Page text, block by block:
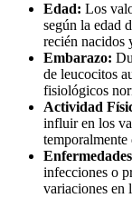
Edad: Los
según la edad
recién nacidos
Embarazo:
de leucocitos
fisiológicos
Actividad
influir en los
temporalmente
infecciones o
variaciones en